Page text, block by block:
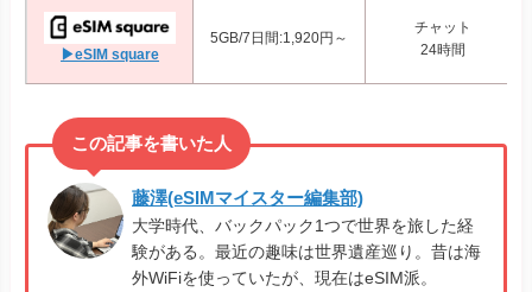
▶eSIM square
5GB/7日間:1,920円～
チャット
24時間
藤澤(eSIMマイスター編集部)
大学時代、バックパック1つで世界を旅した経
験がある。最近の趣味は世界遺産巡り。昔は海
外WiFiを使っていたが、現在はeSIM派。